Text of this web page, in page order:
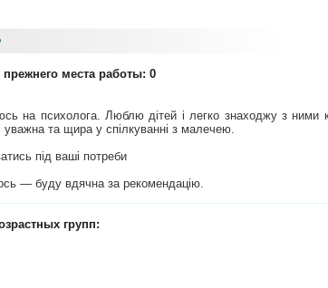
места работы: 0
на психолога. Люблю дітей і легко знаходжу з ними
уважна та щира у спілкуванні з малечею.
під ваші потреби
— буду вдячна за рекомендацію.
групп: